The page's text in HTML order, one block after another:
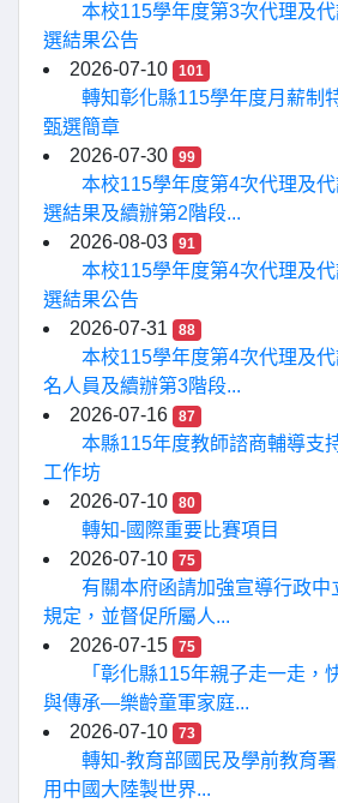
本校115學年度第3次代理及
選結果公告
2026-07-10
101
轉知彰化縣115學年度月薪制
甄選簡章
2026-07-30
99
本校115學年度第4次代理及
選結果及續辦第2階段...
2026-08-03
91
本校115學年度第4次代理及
選結果公告
2026-07-31
88
本校115學年度第4次代理及
名人員及續辦第3階段...
2026-07-16
87
本縣115年度教師諮商輔導支
工作坊
2026-07-10
80
轉知-國際重要比賽項目
2026-07-10
75
有關本府函請加強宣導行政中
規定，並督促所屬人...
2026-07-15
75
「彰化縣115年親子走一走，
與傳承—樂齡童軍家庭...
2026-07-10
73
轉知-教育部國民及學前教育
用中國大陸製世界...